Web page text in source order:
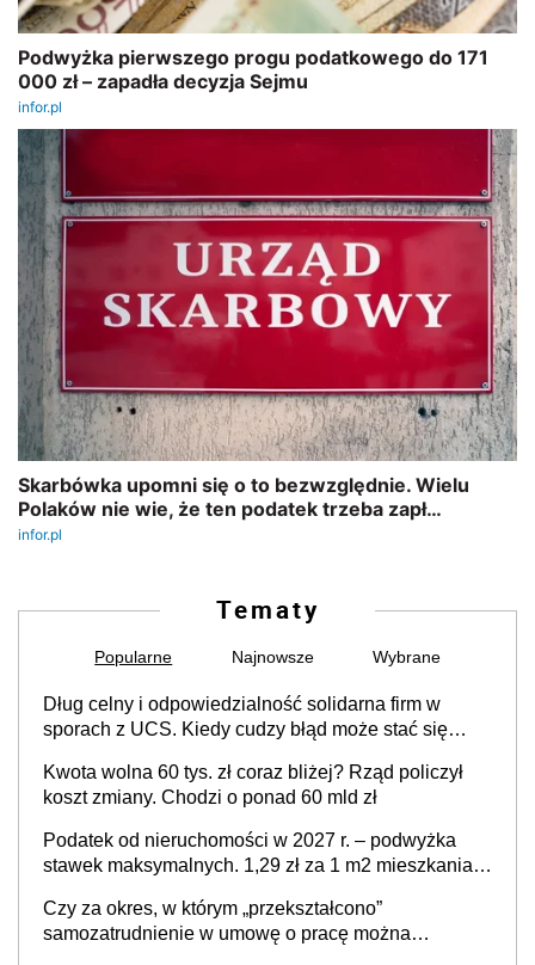
Tematy
Popularne Najnowsze Wybrane
Dług celny i odpowiedzialność solidarna firm w
sporach z UCS. Kiedy cudzy błąd może stać się
Kwota wolna 60 tys. zł coraz bliżej? Rząd policzył
koszt zmiany. Chodzi o ponad 60 mld zł
Podatek od nieruchomości w 2027 r. – podwyżka
stawek maksymalnych. 1,29 zł za 1 m2 mieszkania,
prowadzeniem działalności gospodarczej
Czy za okres, w którym „przekształcono”
samozatrudnienie w umowę o pracę można